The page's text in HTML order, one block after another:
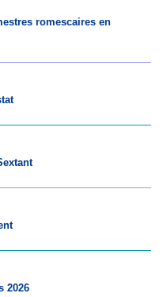
romescaires en
2026